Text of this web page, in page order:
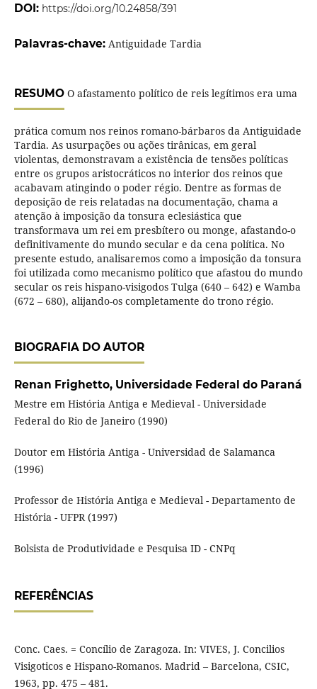
DOI: https://doi.org/10.24858/391
Palavras-chave: Antiguidade Tardia
RESUMOO afastamento político de reis legítimos era uma
prática comum nos reinos romano-bárbaros da Antiguidade
Tardia. As usurpações ou ações tirânicas, em geral
violentas, demonstravam a existência de tensões políticas
entre os grupos aristocráticos no interior dos reinos que
acabavam atingindo o poder régio. Dentre as formas de
deposição de reis relatadas na documentação, chama a
atenção à imposição da tonsura eclesiástica que
transformava um rei em presbítero ou monge, afastando-o
definitivamente do mundo secular e da cena política. No
presente estudo, analisaremos como a imposição da tonsura
foi utilizada como mecanismo político que afastou do mundo
secular os reis hispano-visigodos Tulga (640 – 642) e Wamba
(672 – 680), alijando-os completamente do trono régio.
BIOGRAFIA DO AUTOR
Renan Frighetto, Universidade Federal do Paraná
Mestre em História Antiga e Medieval - Universidade
Federal do Rio de Janeiro (1990)
Doutor em História Antiga - Universidad de Salamanca
(1996)
Professor de História Antiga e Medieval - Departamento de
História - UFPR (1997)
Bolsista de Produtividade e Pesquisa ID - CNPq
REFERÊNCIAS
Conc. Caes. = Concílio de Zaragoza. In: VIVES, J. Concilios
Visigoticos e Hispano-Romanos. Madrid – Barcelona, CSIC,
1963, pp. 475 – 481.